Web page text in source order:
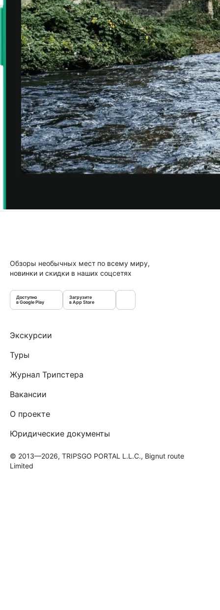
Обзоры необычных мест по всему миру,
новинки и скидки в наших соцсетях
Доступно
в Google Play
Загрузите
в App Store
Экскурсии
Туры
Журнал Трипстера
Вакансии
О проекте
Юридические документы
© 2013—2026, TRIPSGO PORTAL L.L.C., Bignut route
Limited